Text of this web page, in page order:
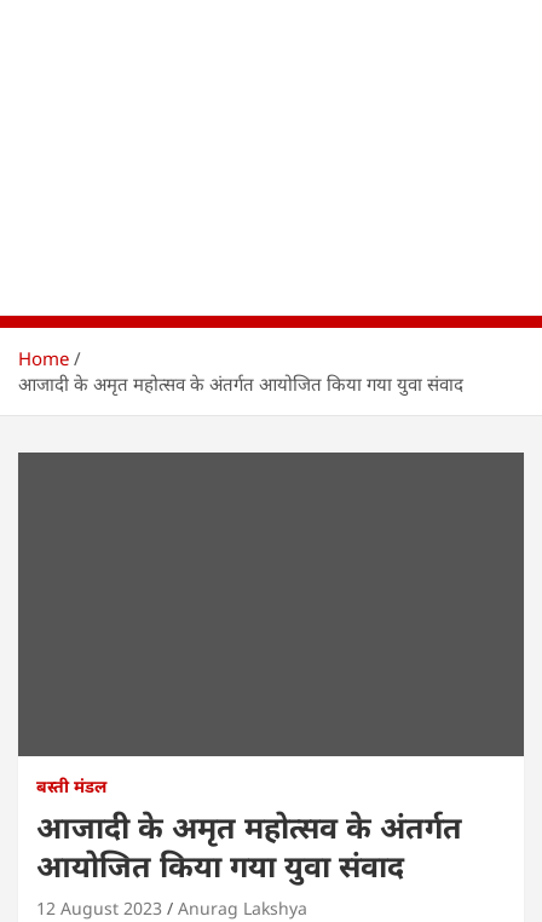
Home
आजादी के अमृत महोत्सव के अंतर्गत आयोजित किया गया युवा संवाद
बस्ती मंडल
आजादी के अमृत महोत्सव के अंतर्गत
आयोजित किया गया युवा संवाद
12 August 2023 Anurag Lakshya